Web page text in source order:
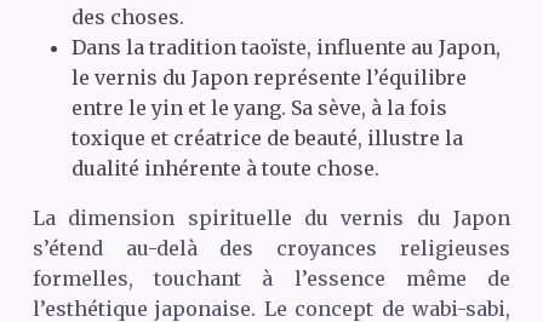
des choses.
Dans la tradition taoïste, influente au Japon,
le vernis du Japon représente l’équilibre
entre le yin et le yang. Sa sève, à la fois
toxique et créatrice de beauté, illustre la
dualité inhérente à toute chose.
La dimension spirituelle du vernis du Japon
s’étend au-delà des croyances religieuses
formelles, touchant à l’essence même de
l’esthétique japonaise. Le concept de wabi-sabi,